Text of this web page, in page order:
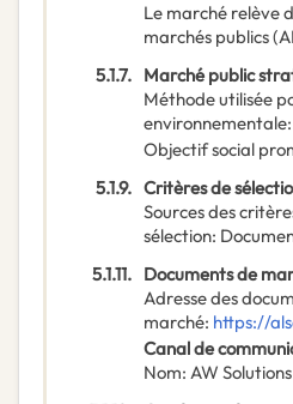
Le marché relève
marchés publics
5.1.7. Marché public
Méthode utilisée
environnementale:
Objectif social
5.1.9. Critères de
Sources des
sélection:
5.1.11. Documents de
Adresse des
marché: https://
Canal de
Nom: AW Solutions